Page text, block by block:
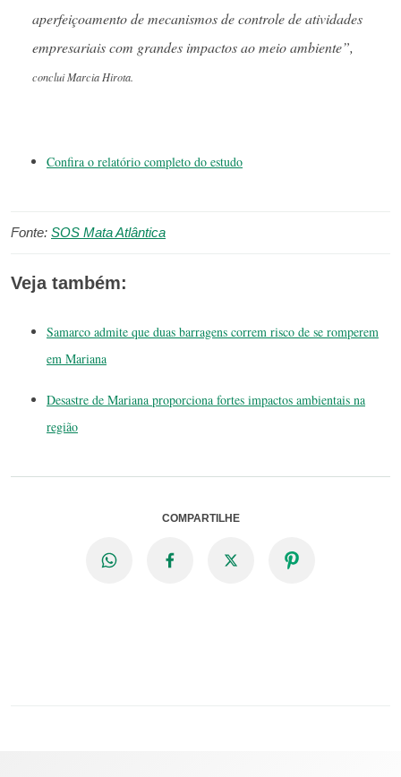
aperfeiçoamento de mecanismos de controle de atividades
empresariais com grandes impactos ao meio ambiente”,
conclui Marcia Hirota.
Confira o relatório completo do estudo
Fonte: SOS Mata Atlântica
Veja também:
Samarco admite que duas barragens correm risco de se romperem
em Mariana
Desastre de Mariana proporciona fortes impactos ambientais na
região
COMPARTILHE